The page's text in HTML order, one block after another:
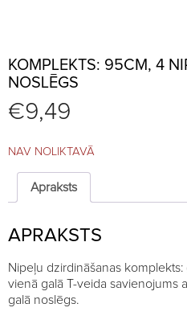
KOMPLEKTS: 95CM, 4
NOSLĒGS
€9,49
NAV NOLIKTAVĀ
Apraksts
APRAKSTS
Nipeļu dzirdināšanas
vienā galā T-veida savienojums
galā noslēgs.